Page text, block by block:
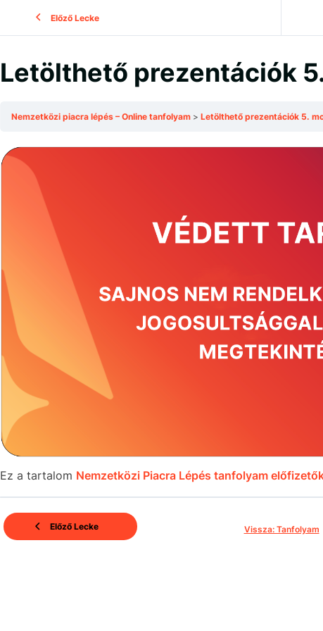
Előző Lecke
Letölthető prezentációk
Nemzetközi piacra lépés – Online tanfolyam Letölthető prezentációk 5.
Ez a tartalom Nemzetközi Piacra Lépés tanfolyam
Előző Lecke Vissza: Tanfolyam